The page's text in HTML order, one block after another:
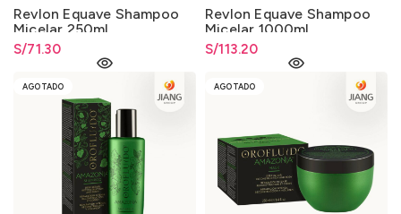
Revlon Equave Shampoo
Micelar 250ml.
S/71.30
Revlon Equave Shampoo
Micelar 1000ml.
S/113.20
AGOTADO AGOTADO